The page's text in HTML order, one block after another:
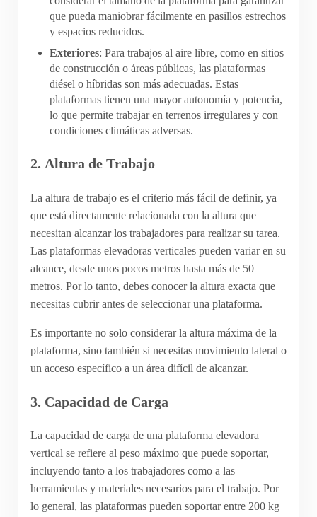
que pueda maniobrar fácilmente en pasillos estrechos
y espacios reducidos.
Exteriores: Para trabajos al aire libre, como en sitios
de construcción o áreas públicas, las plataformas
diésel o híbridas son más adecuadas. Estas
plataformas tienen una mayor autonomía y potencia,
lo que permite trabajar en terrenos irregulares y con
condiciones climáticas adversas.
2. Altura de Trabajo
La altura de trabajo es el criterio más fácil de definir, ya
que está directamente relacionada con la altura que
necesitan alcanzar los trabajadores para realizar su tarea.
Las plataformas elevadoras verticales pueden variar en su
alcance, desde unos pocos metros hasta más de 50
metros. Por lo tanto, debes conocer la altura exacta que
necesitas cubrir antes de seleccionar una plataforma.
Es importante no solo considerar la altura máxima de la
plataforma, sino también si necesitas movimiento lateral o
un acceso específico a un área difícil de alcanzar.
3. Capacidad de Carga
La capacidad de carga de una plataforma elevadora
vertical se refiere al peso máximo que puede soportar,
incluyendo tanto a los trabajadores como a las
herramientas y materiales necesarios para el trabajo. Por
lo general, las plataformas pueden soportar entre 200 kg